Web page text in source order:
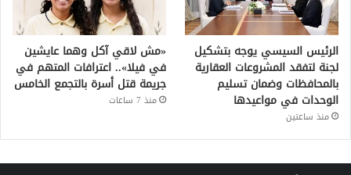
الرئيس السيسي يوجه بتشكيل
لجنة لتفقد المشروعات العقارية
بالمحافظات وضمان تسليم
الوحدات في مواعيدها
منذ ساعتين
«مش لاقي آكل وهما عايشين
في فيلا».. اعترافات المتهم في
جريمة قتل أسرة بالتجمع الخامس
منذ 7 ساعات